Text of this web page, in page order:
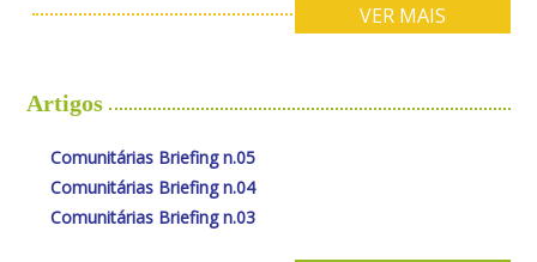
VER MAIS
Artigos
Comunitárias Briefing n.05
Comunitárias Briefing n.04
Comunitárias Briefing n.03